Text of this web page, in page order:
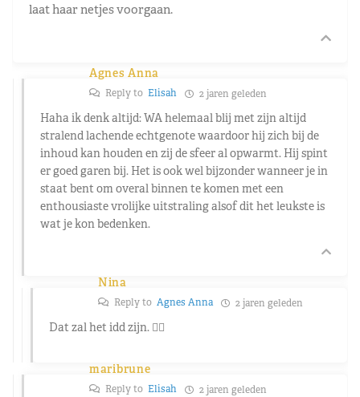
laat haar netjes voorgaan.
Agnes Anna
Reply to Elisah 2 jaren geleden
Haha ik denk altijd: WA helemaal blij met zijn altijd
stralend lachende echtgenote waardoor hij zich bij de
inhoud kan houden en zij de sfeer al opwarmt. Hij spint
er goed garen bij. Het is ook wel bijzonder wanneer je in
staat bent om overal binnen te komen met een
enthousiaste vrolijke uitstraling alsof dit het leukste is
wat je kon bedenken.
Nina
Reply to Agnes Anna 2 jaren geleden
Dat zal het idd zijn. 👍🏻
maribrune
Reply to Elisah 2 jaren geleden